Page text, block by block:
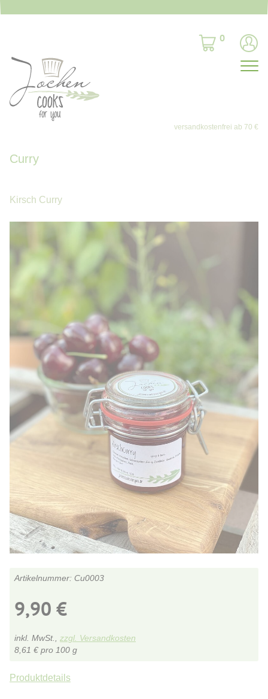
0
Curry
Kirsch Curry
Cu0003
9,90 €
inkl. MwSt., zzgl. Versandkosten
8,61 € pro 100 g
Produktdetails